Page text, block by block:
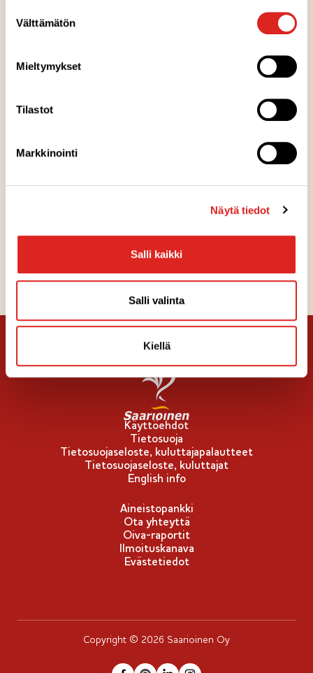
valinta
Välttämätön
Mieltymykset
Tilastot
Markkinointi
Näytä tiedot
Salli kaikki
Salli valinta
Kiellä
raaka-aineeksi kuin laitteiden ja tilojen pesuihin. Haluamme
varmistua siitä, että meiltä lähtevät jätevedet puhdistetaan
kiertokulkuun.
Käyttöehdot
Tietosuoja
Tietosuojaseloste, kuluttajapalautteet
Tietosuojaseloste, kuluttajat
English info
Aineistopankki
Ota yhteyttä
Oiva-raportit
Ilmoituskanava
Evästetiedot
Copyright © 2026 Saarioinen Oy